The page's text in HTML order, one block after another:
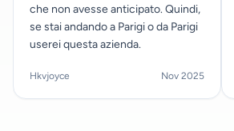
che non avesse anticipato. Quindi,
se stai andando a Parigi o da Parigi
userei questa azienda.
Hkvjoyce Nov 2025